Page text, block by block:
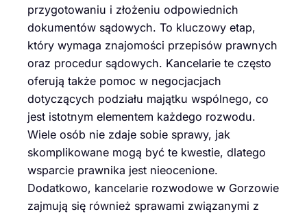
przygotowaniu i złożeniu odpowiednich
dokumentów sądowych. To kluczowy etap,
który wymaga znajomości przepisów prawnych
oraz procedur sądowych. Kancelarie te często
oferują także pomoc w negocjacjach
dotyczących podziału majątku wspólnego, co
jest istotnym elementem każdego rozwodu.
Wiele osób nie zdaje sobie sprawy, jak
skomplikowane mogą być te kwestie, dlatego
wsparcie prawnika jest nieocenione.
Dodatkowo, kancelarie rozwodowe w Gorzowie
zajmują się również sprawami związanymi z